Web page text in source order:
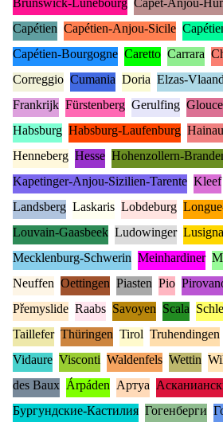
Brunswick-Lunebourg Capet-Anjou-
Capétien Capétien-Anjou-Sicile
Capétien-Bourgogne Caretto Carrara
Correggio Cumania Doria Elzas-
Frankrijk Fürstenberg Gerulfing
Habsburg Habsburg-Laufenburg
Henneberg Hesse Hohenzollern-
Kapetinger-Anjou-Sizilien-Tarente Kleef
Landsberg Laskaris Lobdeburg
Louvain-Gaasbeek Ludowinger
Mecklenburg-Schwerin Meinhardiner
Neuffen Oettingen Piasten Pio
Přemyslide Raabs Savoyen Scala
Taillefer Thüringen Tirol Truhendingen
Vidaure Visconti Waldenfels Wettin
des Baux Árpáden Артуа
Бургундские-Кастилия Гогенберги